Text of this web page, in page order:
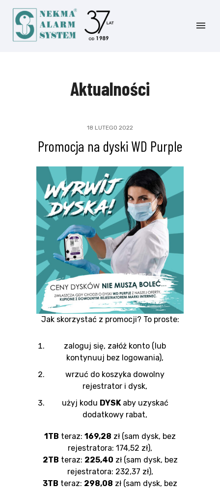
Aktualności
18 LUTEGO 2022
Promocja na dyski WD Purple
Jak skorzystać z promocji? To proste:
zaloguj się, załóż konto (lub
kontynuuj bez logowania),
wrzuć do koszyka dowolny
rejestrator i dysk,
użyj kodu DYSKaby uzyskać
dodatkowy rabat,
1TB teraz: 169,28 zł (sam dysk, bez
rejestratora: 174,52 zł),
2TB teraz: 225,40 zł (sam dysk, bez
rejestratora: 232,37 zł),
3TB teraz: 298,08 zł (sam dysk, bez